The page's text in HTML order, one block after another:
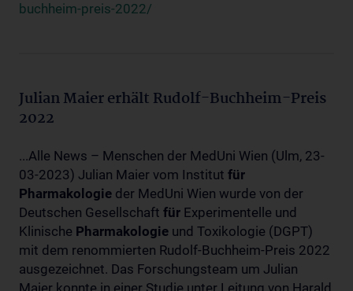
buchheim-preis-2022/
Julian Maier erhält Rudolf-Buchheim-Preis
2022
...Alle News – Menschen der MedUni Wien (Ulm, 23-
03-2023) Julian Maier vom Institut für
Pharmakologie der MedUni Wien wurde von der
Deutschen Gesellschaft für Experimentelle und
Klinische Pharmakologie und Toxikologie (DGPT)
mit dem renommierten Rudolf-Buchheim-Preis 2022
ausgezeichnet. Das Forschungsteam um Julian
Maier konnte in einer Studie unter Leitung von Harald